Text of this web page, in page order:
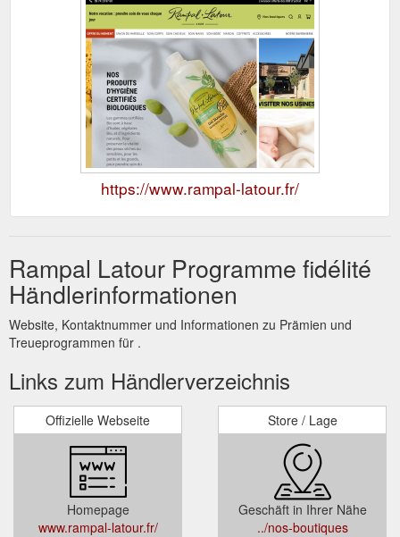
https://www.rampal-latour.fr/
Rampal Latour Programme fidélité
Händlerinformationen
Website, Kontaktnummer und Informationen zu Prämien und
Treueprogrammen für .
Links zum Händlerverzeichnis
Offizielle Webseite
Homepage
www.rampal-latour.fr/
Store / Lage
Geschäft in Ihrer Nähe
../nos-boutiques